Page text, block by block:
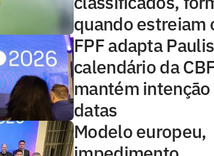
quando estreiam
FPF adapta
calendário da
mantém
datas
Modelo europeu,